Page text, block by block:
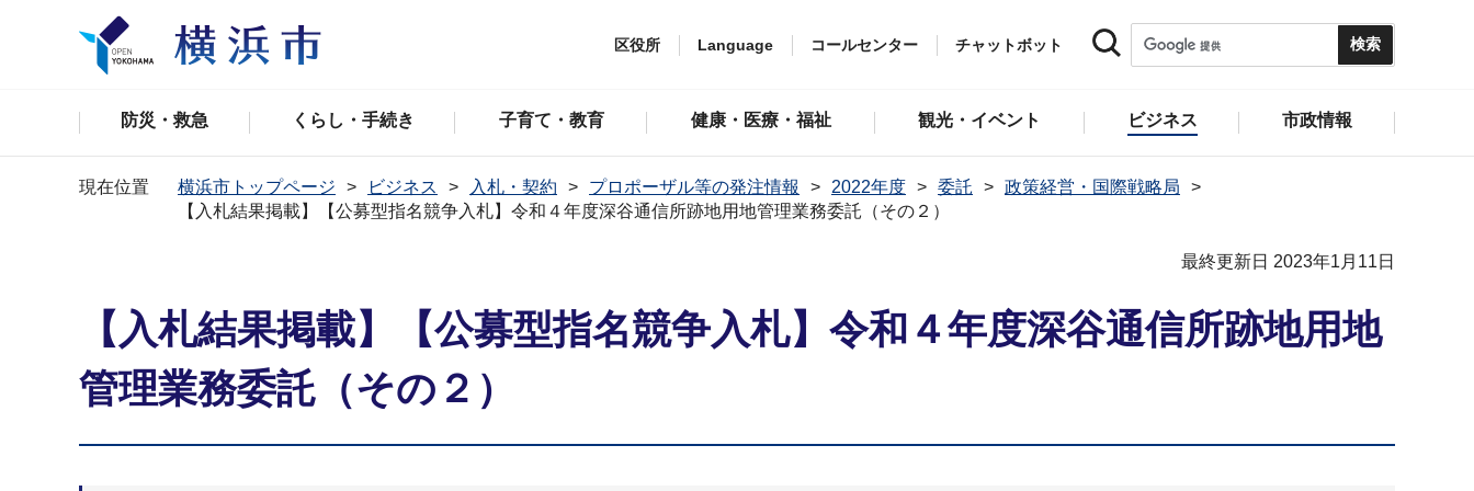
区役所 Language コールセンター チャットボット
防災・救急 くらし・手続き 子育て・教育 健康・医療・福祉 観光・イベント ビジネス 市政情報
現在位置 横浜市トップページ ビジネス 入札・契約 プロポーザル等の発注情報 2022年度 委託
政策経営・国際戦略局
【入札結果掲載】【公募型指名競争⼊札】令和４年度深谷通信所跡地用地管理業務委託（その２）
最終更新日 2023年1月11日
【入札結果掲載】【公募型指名競争⼊札】令和４年度深谷通信所跡地用地
管理業務委託（その２）